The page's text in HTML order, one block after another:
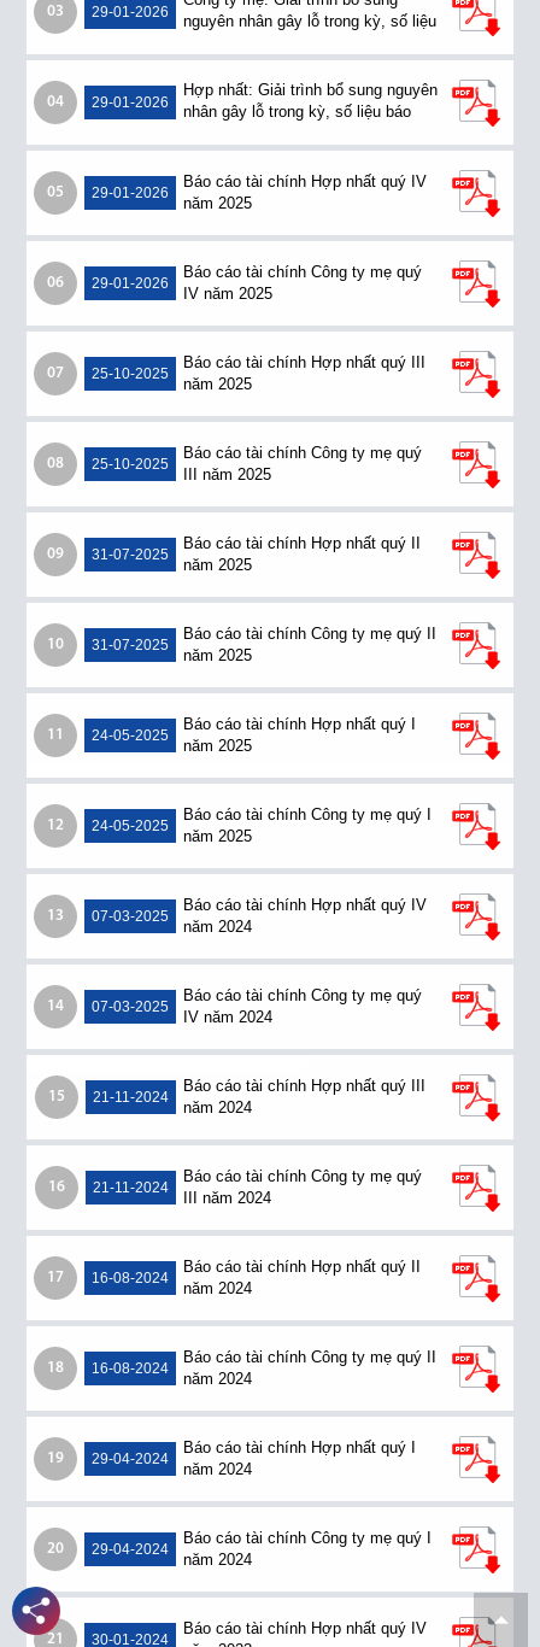
03 29-01-2026
nguyên nhân gây lỗ trong kỳ, số liệu
04 29-01-2026
Hợp nhất: Giải trình bổ sung nguyên
nhân gây lỗ trong kỳ, số liệu báo
05 29-01-2026
Báo cáo tài chính Hợp nhất quý IV
năm 2025
06 29-01-2026
Báo cáo tài chính Công ty mẹ quý
IV năm 2025
07 25-10-2025
Báo cáo tài chính Hợp nhất quý III
năm 2025
08 25-10-2025
Báo cáo tài chính Công ty mẹ quý
III năm 2025
09 31-07-2025
Báo cáo tài chính Hợp nhất quý II
năm 2025
10 31-07-2025
Báo cáo tài chính Công ty mẹ quý II
năm 2025
11 24-05-2025
Báo cáo tài chính Hợp nhất quý I
năm 2025
12 24-05-2025
Báo cáo tài chính Công ty mẹ quý I
năm 2025
13 07-03-2025
Báo cáo tài chính Hợp nhất quý IV
năm 2024
14 07-03-2025
Báo cáo tài chính Công ty mẹ quý
IV năm 2024
15 21-11-2024
Báo cáo tài chính Hợp nhất quý III
năm 2024
16 21-11-2024
Báo cáo tài chính Công ty mẹ quý
III năm 2024
17 16-08-2024
Báo cáo tài chính Hợp nhất quý II
năm 2024
18 16-08-2024
Báo cáo tài chính Công ty mẹ quý II
năm 2024
19 29-04-2024
Báo cáo tài chính Hợp nhất quý I
năm 2024
20 29-04-2024
Báo cáo tài chính Công ty mẹ quý I
năm 2024
21 30-01-2024
Báo cáo tài chính Hợp nhất quý IV